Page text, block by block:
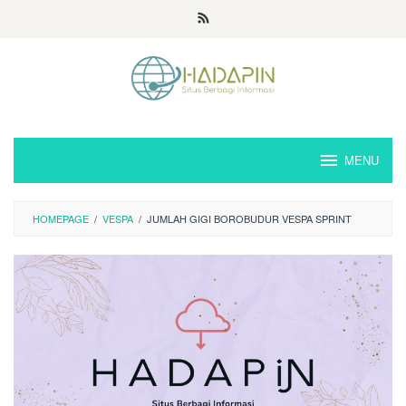
MENU
HOMEPAGE / VESPA / JUMLAH GIGI BOROBUDUR VESPA SPRINT